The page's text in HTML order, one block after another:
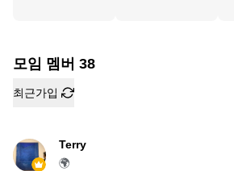
모임 멤버 38
최근가입
Terry
🌍